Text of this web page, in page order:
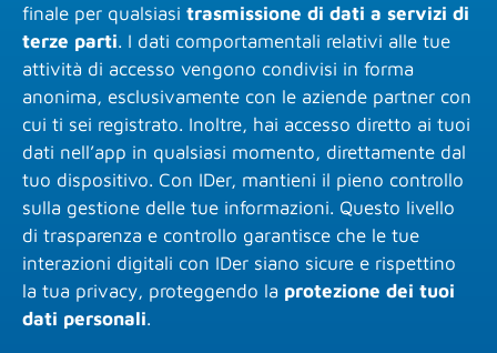
finale per qualsiasi trasmissione di dati a servizi di
terze parti. I dati comportamentali relativi alle tue
attività di accesso vengono condivisi in forma
anonima, esclusivamente con le aziende partner con
cui ti sei registrato. Inoltre, hai accesso diretto ai tuoi
dati nell’app in qualsiasi momento, direttamente dal
tuo dispositivo. Con IDer, mantieni il pieno controllo
sulla gestione delle tue informazioni. Questo livello
di trasparenza e controllo garantisce che le tue
interazioni digitali con IDer siano sicure e rispettino
la tua privacy, proteggendo la protezione dei tuoi
dati personali.